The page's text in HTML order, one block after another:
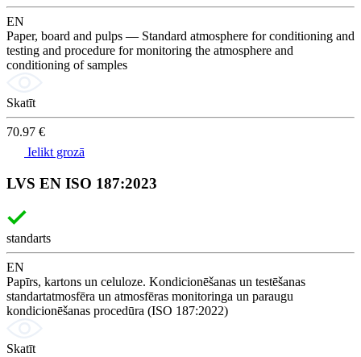
EN
Paper, board and pulps — Standard atmosphere for conditioning and
testing and procedure for monitoring the atmosphere and
conditioning of samples
Skatīt
70.97 €
Ielikt grozā
LVS EN ISO 187:2023
standarts
EN
Papīrs, kartons un celuloze. Kondicionēšanas un testēšanas
standartatmosfēra un atmosfēras monitoringa un paraugu
kondicionēšanas procedūra (ISO 187:2022)
Skatīt